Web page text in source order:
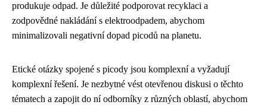
produkuje odpad. Je důležité podporovat recyklaci a
zodpovědné nakládání s elektroodpadem, abychom
minimalizovali negativní dopad picodů na planetu.
Etické otázky spojené s picody jsou komplexní a vyžadují
komplexní řešení. Je nezbytné vést otevřenou diskusi o těchto
tématech a zapojit do ní odborníky z různých oblastí, abychom